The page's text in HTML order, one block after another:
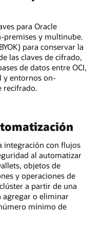
para Oracle
premises y multinube.
para conservar la
las claves de cifrado,
de datos entre OCI,
y entornos on-
recifrado.
integración con flujos
al automatizar
objetos de
y operaciones de
a partir de una
agregar o eliminar
mínimo de